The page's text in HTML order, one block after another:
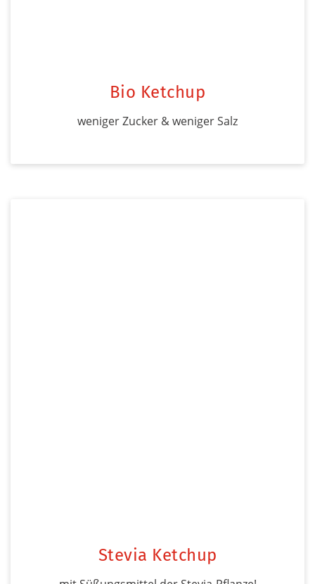
Bio Ketchup
weniger Zucker & weniger Salz
Stevia Ketchup